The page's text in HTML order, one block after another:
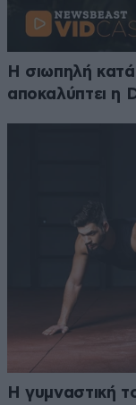
Η σιωπηλή
αποκαλύπτει η
Η γυμναστική